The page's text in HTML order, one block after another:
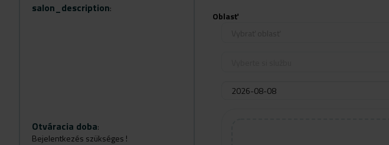
salon_description:
Otváracia doba:
Bejelentkezés szükséges !
Oblasť